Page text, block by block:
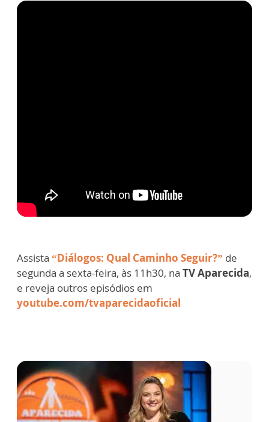
Assista “Diálogos: Qual Caminho Seguir?” de
segunda a sexta-feira, às 11h30, na TV Aparecida,
e reveja outros episódios em
youtube.com/tvaparecidaoficial